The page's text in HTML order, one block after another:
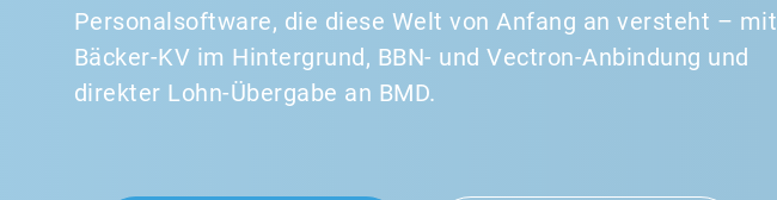
Personalsoftware, die diese Welt von Anfang an versteht – mit
Bäcker-KV im Hintergrund, BBN- und Vectron-Anbindung und
direkter Lohn-Übergabe an BMD.